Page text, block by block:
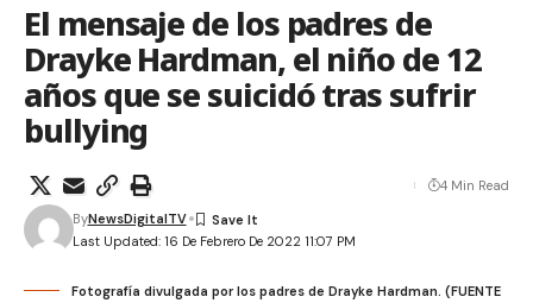
El mensaje de los padres de
Drayke Hardman, el niño de 12
años que se suicidó tras sufrir
bullying
Last Updated: 16 De Febrero De 2022 11:07 PM
ByNewsDigitalTV
4 Min Read
Fotografía divulgada por los padres de Drayke Hardman. (FUENTE